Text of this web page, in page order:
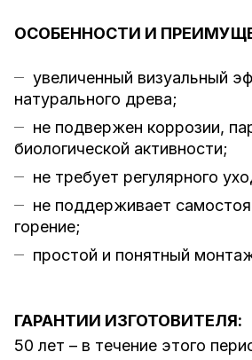
ОСОБЕННОСТИ И
увеличенный визуальный
натурального древа;
не подвержен коррозии,
биологической активности;
не требует регулярного
не поддерживает
горение;
простой и понятный
ГАРАНТИИ ИЗГОТОВИТЕЛЯ:
50 лет – в течение этого